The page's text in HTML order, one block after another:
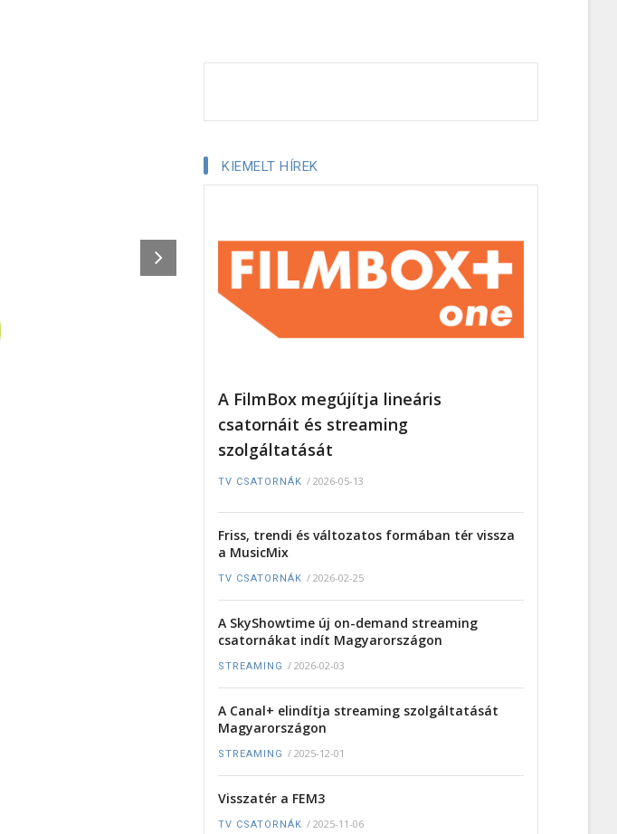
KIEMELT HÍREK
A FilmBox megújítja lineáris
csatornáit és streaming
szolgáltatását
TV CSATORNÁK / 2026-05-13
Friss, trendi és változatos formában tér vissza
a MusicMix
TV CSATORNÁK / 2026-02-25
A SkyShowtime új on-demand streaming
csatornákat indít Magyarországon
STREAMING / 2026-02-03
A Canal+ elindítja streaming szolgáltatását
Magyarországon
STREAMING / 2025-12-01
Visszatér a FEM3
TV CSATORNÁK / 2025-11-06